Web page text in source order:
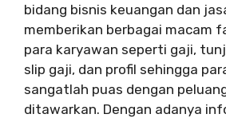
bidang bisnis keuangan dan
memberikan berbagai macam
para karyawan seperti gaji,
slip gaji, dan profil sehingga
sangatlah puas dengan
ditawarkan. Dengan adanya